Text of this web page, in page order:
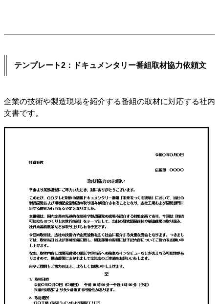
テンプレート2：ドキュメンタリー番組取材協力依頼文
企業の技術や製造現場を紹介する番組の取材に対応する社内
文書です。